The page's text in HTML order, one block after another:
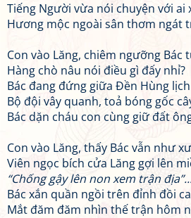
Tiếng Người vừa nói chuyện với ai
Hương mộc ngoài sân thơm ngát
Con vào Lăng, chiêm ngưỡng Bác
Hàng chò nâu nói điều gì đấy nhỉ?
Bác đang đứng giữa Đền Hùng
Bộ đội vây quanh, toả bóng gốc
Bác dặn cháu con cùng giữ đất
Con vào Lăng, thấy Bác vẫn như
Viên ngọc bích cửa Lăng gợi lên
“Chống gậy lên non xem trận
Bác xắn quần ngồi trên đỉnh đồi
Mắt đăm đăm nhìn thế trận hôm